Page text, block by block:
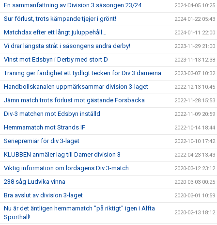
En sammanfattning av Division 3 säsongen 23/24 2024-04-05 10:25
Sur förlust, trots kämpande tjejer i grönt! 2024-01-22 05:43
Matchdax efter ett långt juluppehåll… 2024-01-11 22:00
Vi drar längsta stråt i säsongens andra derby! 2023-11-29 21:00
Vinst mot Edsbyn i Derby med stort D 2023-11-13 12:38
Träning ger färdighet ett tydligt tecken för Div 3 damerna 2023-03-07 10:32
Handbollskanalen uppmärksammar division 3-laget 2022-12-13 10:45
Jämn match trots förlust mot gästande Forsbacka 2022-11-28 15:53
Div-3 matchen mot Edsbyn inställd 2022-11-09 20:59
Hemmamatch mot Strands IF 2022-10-14 18:44
Seriepremiär för div 3-laget 2022-10-10 17:42
KLUBBEN anmäler lag till Damer division 3 2022-04-23 13:43
Viktig information om lördagens Div 3-match 2020-03-12 23:12
238 såg Ludvika vinna 2020-03-03 00:25
Bra avslut av division 3-laget 2020-03-01 10:59
Nu är det äntligen hemmamatch "på riktigt" igen i Alfta
Sporthall!
2020-02-13 18:12